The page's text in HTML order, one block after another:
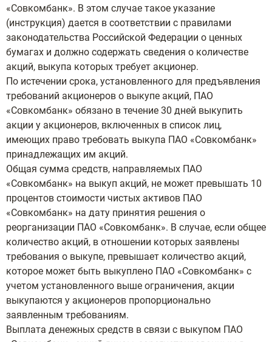
«Совкомбанк». В этом случае такое указание
(инструкция) дается в соответствии с правилами
законодательства Российской Федерации о ценных
бумагах и должно содержать сведения о количестве
акций, выкупа которых требует акционер.
По истечении срока, установленного для предъявления
требований акционеров о выкупе акций, ПАО
«Совкомбанк» обязано в течение 30 дней выкупить
акции у акционеров, включенных в список лиц,
имеющих право требовать выкупа ПАО «Совкомбанк»
принадлежащих им акций.
Общая сумма средств, направляемых ПАО
«Совкомбанк» на выкуп акций, не может превышать 10
процентов стоимости чистых активов ПАО
«Совкомбанк» на дату принятия решения о
реорганизации ПАО «Совкомбанк». В случае, если общее
количество акций, в отношении которых заявлены
требования о выкупе, превышает количество акций,
которое может быть выкуплено ПАО «Совкомбанк» с
учетом установленного выше ограничения, акции
выкупаются у акционеров пропорционально
заявленным требованиям.
Выплата денежных средств в связи с выкупом ПАО